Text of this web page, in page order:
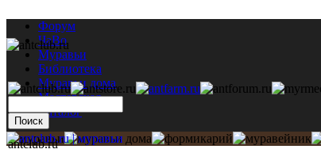
Форум
ЧаВо
Муравьи
Библиотека
Муравьи дома
Мастерская
Каталог
antclub.ru